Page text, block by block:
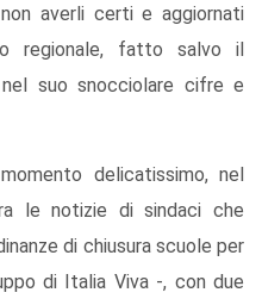
averli certi e aggiornati
regionale, fatto salvo il
suo snocciolare cifre e
delicatissimo, nel
le notizie di sindaci che
di chiusura scuole per
di Italia Viva -, con due